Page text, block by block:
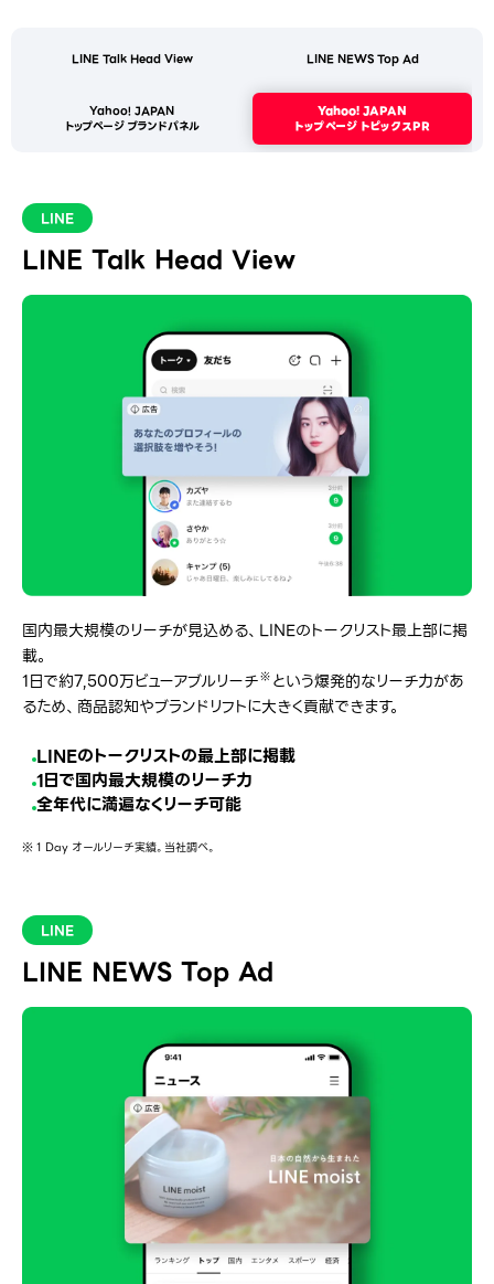
LINE Talk Head View LINE NEWS Top Ad
Yahoo! JAPAN
トップページ ブランドパネル
Yahoo! JAPAN
トップページ トピックスPR
LINE
LINE Talk Head View
国内最大規模のリーチが見込める、LINEのトークリスト最上部に掲
載。
1日で約7,500万ビューアブルリーチ※ という爆発的なリーチ力があ
るため、商品認知やブランドリフトに大きく貢献できます。
LINEのトークリストの最上部に掲載
1日で国内最大規模のリーチ力
全年代に満遍なくリーチ可能
※ 1 Day オールリーチ実績。当社調べ。
LINE
LINE NEWS Top Ad